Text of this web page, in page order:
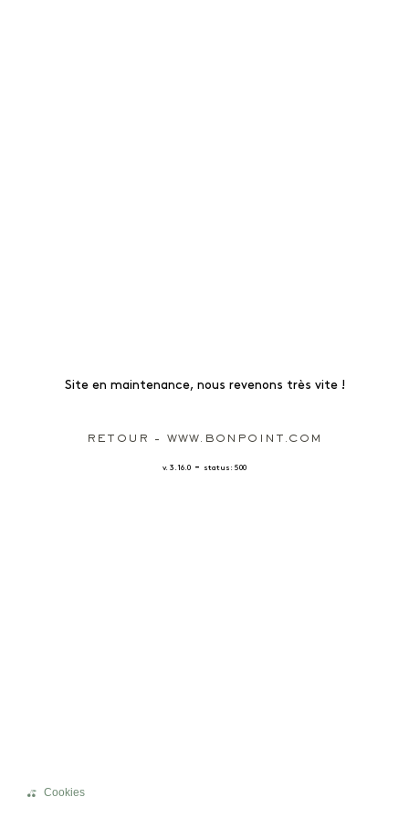
Site en maintenance, nous revenons très vite !
RETOUR - WWW.BONPOINT.COM
v. 3.16.0 - status: 500